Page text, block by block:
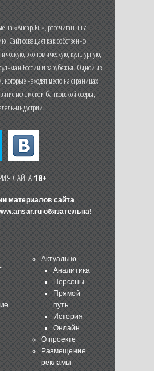
на «Ансар.Ru», рассчитаны на
Сайт освещает как собственно
экономическую, культурную,
России и зарубежья. Одной из
которые находят место на страницах
исламской банковской сферы,
индустрии.
САЙТА18+
материалов сайта
обязательна!
Актуально
Аналитика
Персоны
Прямой
путь
История
Онлайн
О проекте
Размещение
рекламы